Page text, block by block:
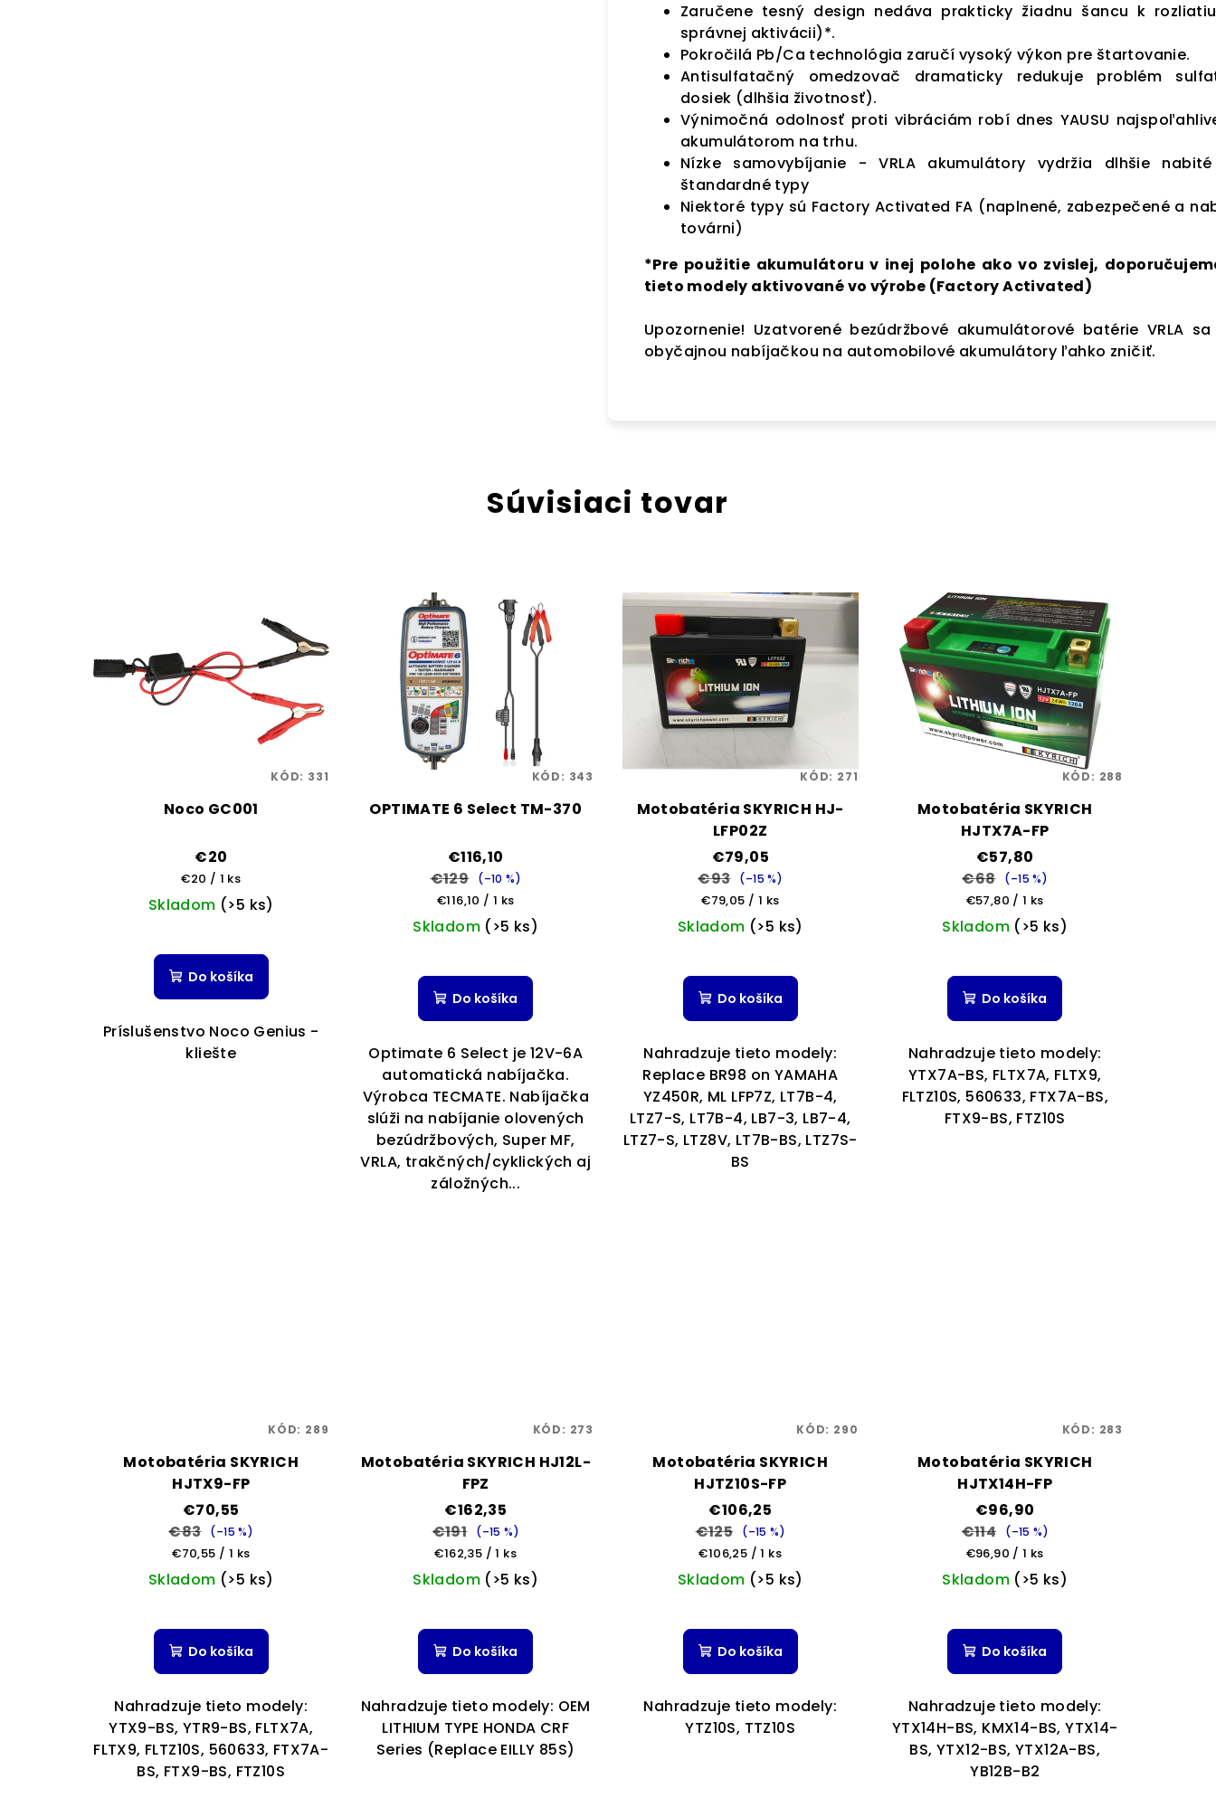
Zaručene tesný design nedáva prakticky žiadnu šancu k
správnej aktivácii)*.
Pokročilá Pb/Ca technológia zaručí vysoký výkon pre štartovanie.
Antisulfatačný omedzovač dramaticky redukuje problém
dosiek (dlhšia životnosť).
Výnimočná odolnosť proti vibráciám robí dnes YAUSU
akumulátorom na trhu.
Nízke samovybíjanie - VRLA akumulátory vydržia dlhšie
štandardné typy
Niektoré typy sú Factory Activated FA (naplnené, zabezpečené a
továrni)
*Pre použitie akumulátoru v inej polohe ako vo zvislej,
tieto modely aktivované vo výrobe (Factory Activated)
Upozornenie! Uzatvorené bezúdržbové akumulátorové batérie VRLA
obyčajnou nabíjačkou na automobilové akumulátory ľahko zničiť.
Súvisiaci tovar
Noco GC001
€20
Jednotková
cena:
€20 / 1 ks
Skladom (>5 ks)
Do košíka
Príslušenstvo Noco Genius -
kliešte
KÓD: 331
OPTIMATE 6 Select TM-370
€116,10
€129
(–10 %)
Jednotková
cena:
€116,10 / 1 ks
Skladom (>5 ks)
Do košíka
Optimate 6 Select je 12V-6A
automatická nabíjačka.
Výrobca TECMATE. Nabíjačka
slúži na nabíjanie olovených
bezúdržbových, Super MF,
VRLA, trakčných/cyklických aj
záložných...
KÓD: 343
Motobatéria SKYRICH HJ-
LFP02Z
€79,05
€93
(–15 %)
Jednotková
cena:
€79,05 / 1 ks
Skladom (>5 ks)
hodnotenie
produktu
je
5,0
z
5
hviezdičiek.
Do košíka
Nahradzuje tieto modely:
Replace BR98 on YAMAHA
YZ450R, ML LFP7Z, LT7B-4,
LTZ7-S, LT7B-4, LB7-3, LB7-4,
LTZ7-S, LTZ8V, LT7B-BS, LTZ7S-
BS
KÓD: 271
Motobatéria SKYRICH
HJTX7A-FP
€57,80
€68
(–15 %)
Jednotková
cena:
€57,80 / 1 ks
Skladom (>5 ks)
Do košíka
Nahradzuje tieto modely:
YTX7A-BS, FLTX7A, FLTX9,
FLTZ10S, 560633, FTX7A-BS,
FTX9-BS, FTZ10S
KÓD: 288
Motobatéria SKYRICH
HJTX9-FP
€70,55
€83
(–15 %)
Jednotková
cena:
€70,55 / 1 ks
Skladom (>5 ks)
Do košíka
Nahradzuje tieto modely:
YTX9-BS, YTR9-BS, FLTX7A,
FLTX9, FLTZ10S, 560633, FTX7A-
BS, FTX9-BS, FTZ10S
KÓD: 289
Motobatéria SKYRICH HJ12L-
FPZ
€162,35
€191
(–15 %)
Jednotková
cena:
€162,35 / 1 ks
Skladom (>5 ks)
hodnotenie
produktu
je
5,0
z
5
Do košíka
Nahradzuje tieto modely: OEM
LITHIUM TYPE HONDA CRF
Series (Replace EILLY 85S)
KÓD: 273
Motobatéria SKYRICH
HJTZ10S-FP
€106,25
€125
(–15 %)
Jednotková
cena:
€106,25 / 1 ks
Skladom (>5 ks)
hodnotenie
produktu
je
5,0
z
Do košíka
Nahradzuje tieto modely:
YTZ10S, TTZ10S
KÓD: 290
Motobatéria SKYRICH
HJTX14H-FP
€96,90
€114
(–15 %)
Jednotková
cena:
€96,90 / 1 ks
Skladom (>5 ks)
Do košíka
Nahradzuje tieto modely:
YTX14H-BS, KMX14-BS, YTX14-
BS, YTX12-BS, YTX12A-BS,
YB12B-B2
KÓD: 283